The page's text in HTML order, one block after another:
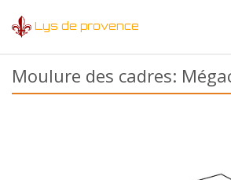
Lys de provence
Moulure des cadres: